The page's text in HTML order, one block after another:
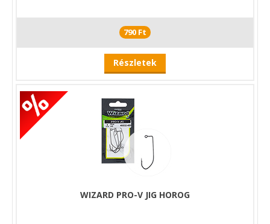
790 Ft
Részletek
WIZARD PRO-V JIG HOROG